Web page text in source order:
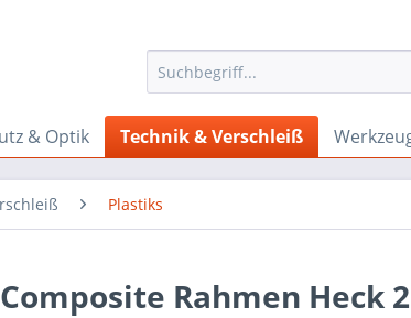
& Optik Technik & Verschleiß
Plastiks
Rahmen Heck